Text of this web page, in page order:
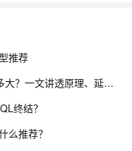
推荐
云数据库读写分离的原理是什么？延迟多大？一文讲透原理、延迟与落地方案
终结？
么推荐？